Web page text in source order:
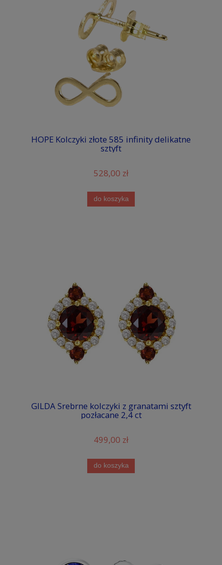
HOPE Kolczyki złote 585 infinity delikatne
sztyft
528,00 zł
do koszyka
GILDA Srebrne kolczyki z granatami sztyft
pozłacane 2,4 ct
499,00 zł
do koszyka